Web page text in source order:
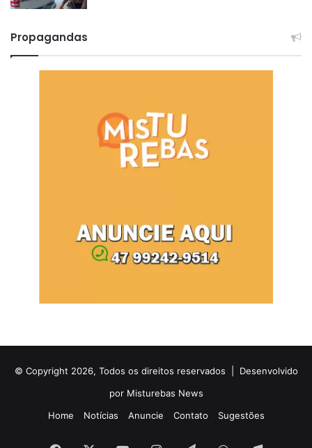
Propagandas
© Copyright 2026, Todos os direitos reservados | Desenvolvido
por Misturebas News
Home
Notícias Anuncie Contato Sugestões